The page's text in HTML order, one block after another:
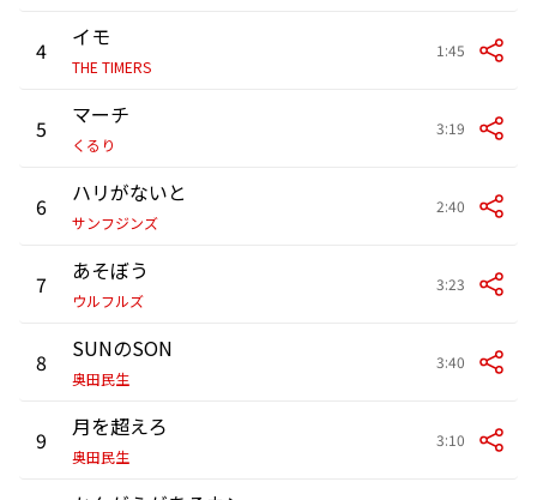
4 イモ
THE TIMERS
1:45
5 マーチ
くるり
3:19
6 ハリがないと
サンフジンズ
2:40
7 あそぼう
ウルフルズ
3:23
8 SUNのSON
奥田民生
3:40
9 月を超えろ
奥田民生
3:10